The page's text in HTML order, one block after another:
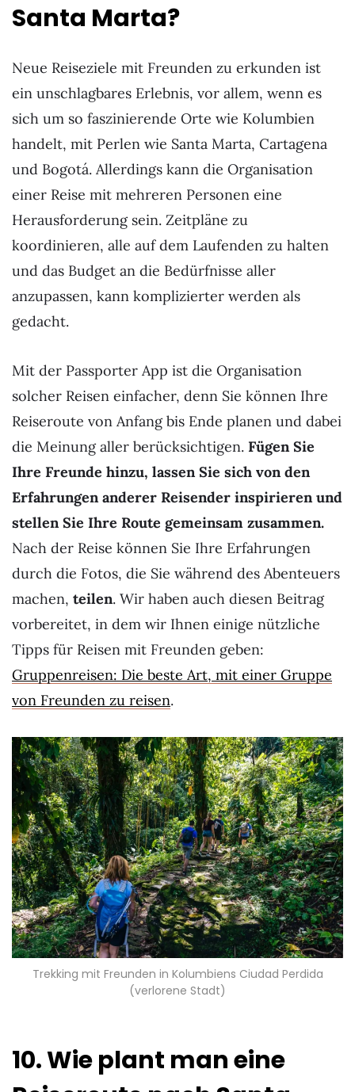
Santa Marta?
Neue Reiseziele mit Freunden zu erkunden ist
ein unschlagbares Erlebnis, vor allem, wenn es
sich um so faszinierende Orte wie Kolumbien
handelt, mit Perlen wie Santa Marta, Cartagena
und Bogotá. Allerdings kann die Organisation
einer Reise mit mehreren Personen eine
Herausforderung sein. Zeitpläne zu
koordinieren, alle auf dem Laufenden zu halten
und das Budget an die Bedürfnisse aller
anzupassen, kann komplizierter werden als
gedacht.
Mit der Passporter App ist die Organisation
solcher Reisen einfacher, denn Sie können Ihre
Reiseroute von Anfang bis Ende planen und dabei
die Meinung aller berücksichtigen. Fügen Sie
Ihre Freunde hinzu, lassen Sie sich von den
Erfahrungen anderer Reisender inspirieren und
stellen Sie Ihre Route gemeinsam zusammen.
Nach der Reise können Sie Ihre Erfahrungen
durch die Fotos, die Sie während des Abenteuers
machen, teilen. Wir haben auch diesen Beitrag
vorbereitet, in dem wir Ihnen einige nützliche
Tipps für Reisen mit Freunden geben:
Gruppenreisen: Die beste Art, mit einer Gruppe
von Freunden zu reisen.
Trekking mit Freunden in Kolumbiens Ciudad Perdida
(verlorene Stadt)
10. Wie plant man eine